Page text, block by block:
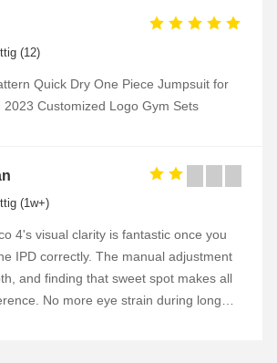
(12)
Quick Dry One Piece Jumpsuit for
2023 Customized Logo Gym Sets
(1w+)
4's visual clarity is fantastic once you
IPD correctly. The manual adjustment
and finding that sweet spot makes all
No more eye strain during long